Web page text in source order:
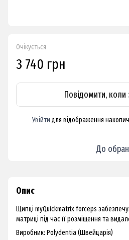
Очікується
3 740 грн
Повідомити, коли
Увійти для відображення
До
Опис
Щипці myQuickmatrix forceps
матриці під час її розміщення та
Виробник: Polydentia (Швейцарія)